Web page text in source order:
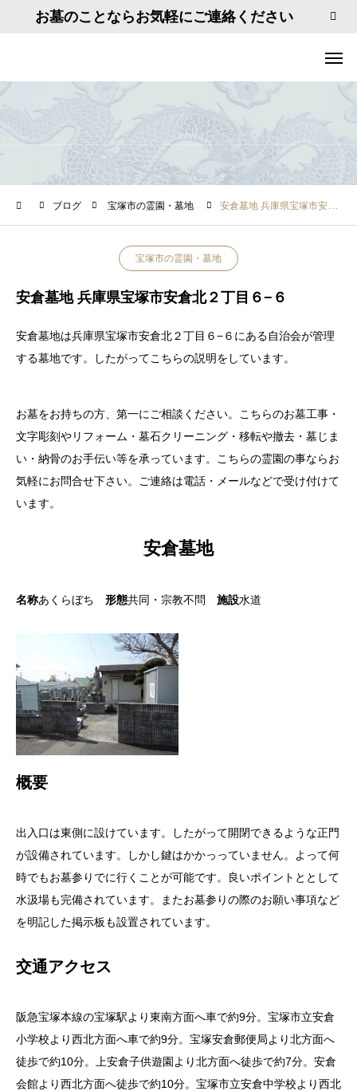
お墓のことならお気軽にご連絡ください
ブログ 宝塚市の霊園・墓地 安倉墓地 兵庫県宝塚市安倉北２丁目６−６
宝塚市の霊園・墓地
安倉墓地 兵庫県宝塚市安倉北２丁目６−６
安倉墓地は兵庫県宝塚市安倉北２丁目６−６にある自治会が管理
する墓地です。したがってこちらの説明をしています。
お墓をお持ちの方、第一にご相談ください。こちらのお墓工事・
文字彫刻やリフォーム・墓石クリーニング・移転や撤去・墓じま
い・納骨のお手伝い等を承っています。こちらの霊園の事ならお
気軽にお問合せ下さい。ご連絡は電話・メールなどで受け付けて
います。
安倉墓地
名称あくらぼち 形態共同・宗教不問 施設水道
概要
出入口は東側に設けています。したがって開閉できるような正門
が設備されています。しかし鍵はかかっっていません。よって何
時でもお墓参りでに行くことが可能です。良いポイントととして
水汲場も完備されています。またお墓参りの際のお願い事項など
を明記した掲示板も設置されています。
交通アクセス
阪急宝塚本線の宝塚駅より東南方面へ車で約9分。宝塚市立安倉
小学校より西北方面へ車で約9分。宝塚安倉郵便局より北方面へ
徒歩で約10分。上安倉子供遊園より北方面へ徒歩で約7分。安倉
会館より西北方面へ徒歩で約10分。宝塚市立安倉中学校より西北